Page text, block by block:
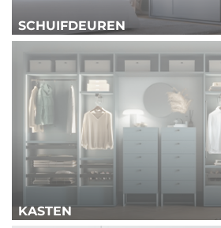
SCHUIFDEUREN
KASTEN